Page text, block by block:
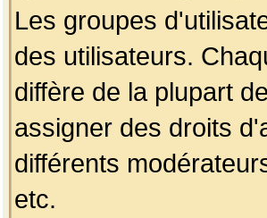
Les groupes
des utilisateurs.
diffère de la plupart
assigner des droits
différents
etc.